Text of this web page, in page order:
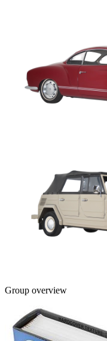
Group overview